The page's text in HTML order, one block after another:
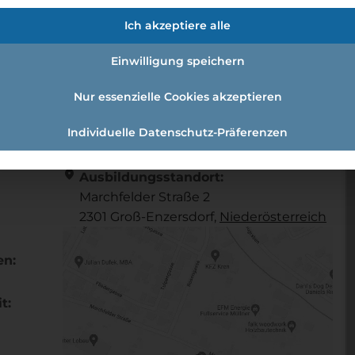
w/d)
(m/w/d)
location_on Ausbildungsstandort:
Marchfelder Straße 2
2301 Groß-Enzersdorf, Nieder­österreich
Ich akzeptiere alle
Einwilligung speichern
Nur essenzielle Cookies akzeptieren
Individuelle Datenschutz-Präferenzen